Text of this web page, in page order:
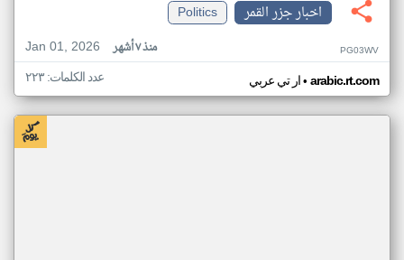
اخبار جزر القمر
Politics
Jan 01, 2026
منذ ٧ أشهر PG03WV
ار تي عربي• arabic.rt.com عدد الكلمات: ٢٢٣